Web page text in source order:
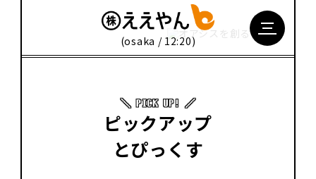
(osaka / 12:20)
ピックアップ
とぴっくす